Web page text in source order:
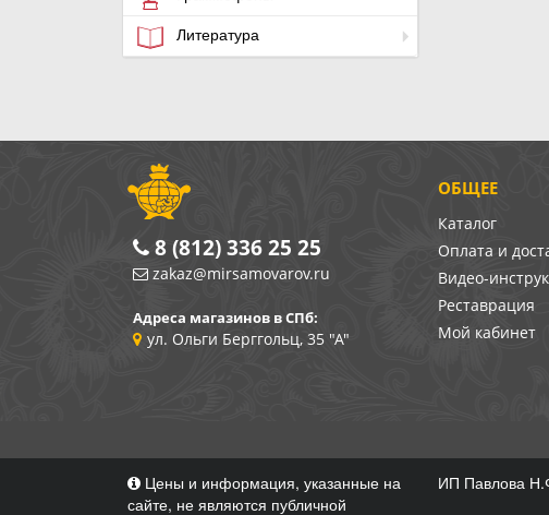
Литература
ОБЩЕЕ
Каталог
Оплата и
Видео-
Реставрация
Мой кабинет
8 (812) 336 25 25
zakaz@mirsamovarov.ru
Адреса магазинов в СПб:
ул. Ольги Берггольц, 35 "А"
Цены и информация, указанные на
сайте, не являются публичной
ИП Павлова